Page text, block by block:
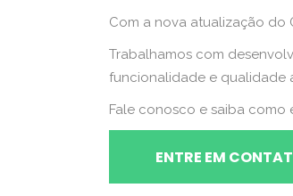
Com a nova atualização do
Trabalhamos com
funcionalidade e qualidade
Fale conosco e saiba como
ENTRE EM